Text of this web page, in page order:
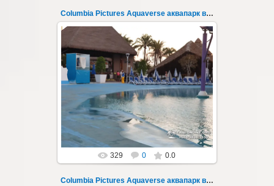
Columbia Pictures Aquaverse аквапарк в Паттайе 30
23.10.2022
Columbia Pictures Aquaverse - новый
тематический аквапарк в Паттайе.
Открыт в октябре 2022 после
модернизации и смены...
Thai-Online
329 0 0.0
Columbia Pictures Aquaverse аквапарк в Паттайе 31